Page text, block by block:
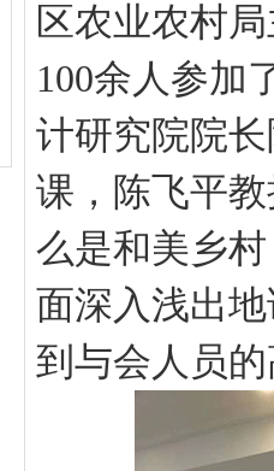
区农业农村
100余人参加
计研究院院
课，陈飞平教
么是和美乡
面深入浅出
到与会人员